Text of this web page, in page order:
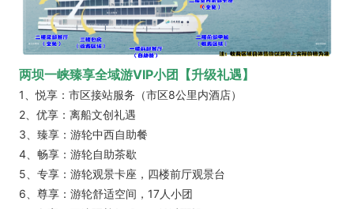
两坝一峡臻享全域游VIP小团 【升级礼遇】
1、悦享：市区接站服务（市区8公里内酒店）
2、优享：离船文创礼遇
3、臻享：游轮中西自助餐
4、畅享：游轮自助茶歇
5、专享：游轮观景卡座，四楼前厅观景台
6、尊享：游轮舒适空间，17人小团